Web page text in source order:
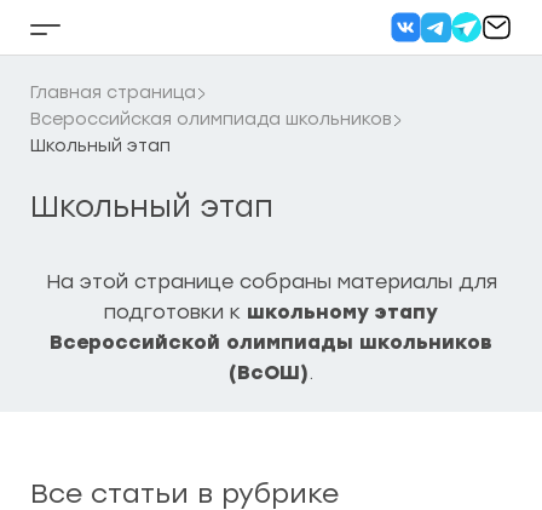
Кнопка
бокового
меню
Главная страница
Всероссийская олимпиада школьников
Школьный этап
Школьный этап
На этой странице собраны материалы для
подготовки к школьному этапу
Всероссийской олимпиады школьников
(ВсОШ).
Все статьи в рубрике